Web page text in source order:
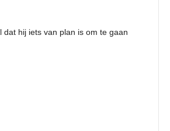
hij iets van plan is om te gaan